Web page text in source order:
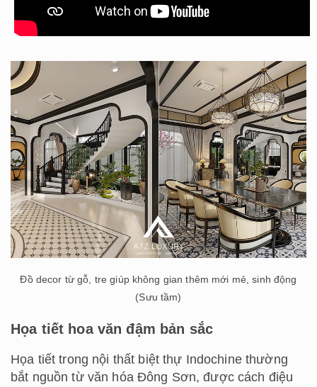
Đồ decor từ gỗ, tre giúp không gian thêm mới mẻ, sinh động
(Sưu tầm)
Họa tiết hoa văn đậm bản sắc
Họa tiết trong nội thất biệt thự Indochine thường
bắt nguồn từ văn hóa Đông Sơn, được cách điệu